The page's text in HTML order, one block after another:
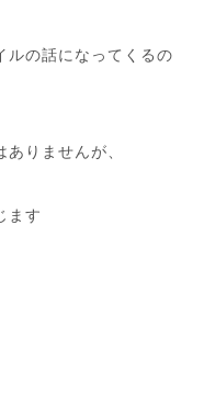
ルの話になってくるの
りませんが、
ます